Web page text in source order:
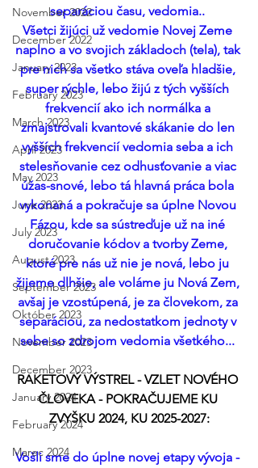
November 2022
December 2022
January 2023
February 2023
March 2023
April 2023
May 2023
June 2023
July 2023
August 2023
September 2023
Október 2023
November 2023
December 2023
January 2024
February 2024
Marec 2024
separáciou času, vedomia..
Všetci žijúci už vedomie Novej Zeme
naplno a vo svojich základoch (tela), tak
pre nich sa všetko stáva oveľa hladšie,
super rýchle, lebo žijú z tých vyšších
frekvencií ako ich normálka a
zmajstrovali kvantové skákanie do len
vyšších frekvencií vedomia seba a ich
stelesňovanie cez odhusťovanie a viac
úžas-snové, lebo tá hlavná práca bola
vykonaná a pokračuje sa úplne Novou
Fázou, kde sa sústreďuje už na iné
doručovanie kódov a tvorby Zeme,
ktoré pre nás už nie je nová, lebo ju
žijeme dlhšie, ale voláme ju Nová Zem,
avšaj je vzostúpená, je za človekom, za
separáciou, za nedostatkom jednoty v
sebe so zdrojom vedomia všetkého...
RAKETOVÝ VÝSTREL - VZLET NOVÉHO
ČLOVEKA - POKRAČUJEME KU
ZVYŠKU 2024, KU 2025-2027:
Vošli sme do úplne novej etapy vývoja -